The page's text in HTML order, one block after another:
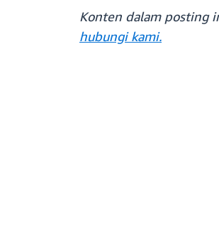
Konten dalam posting
hubungi kami.